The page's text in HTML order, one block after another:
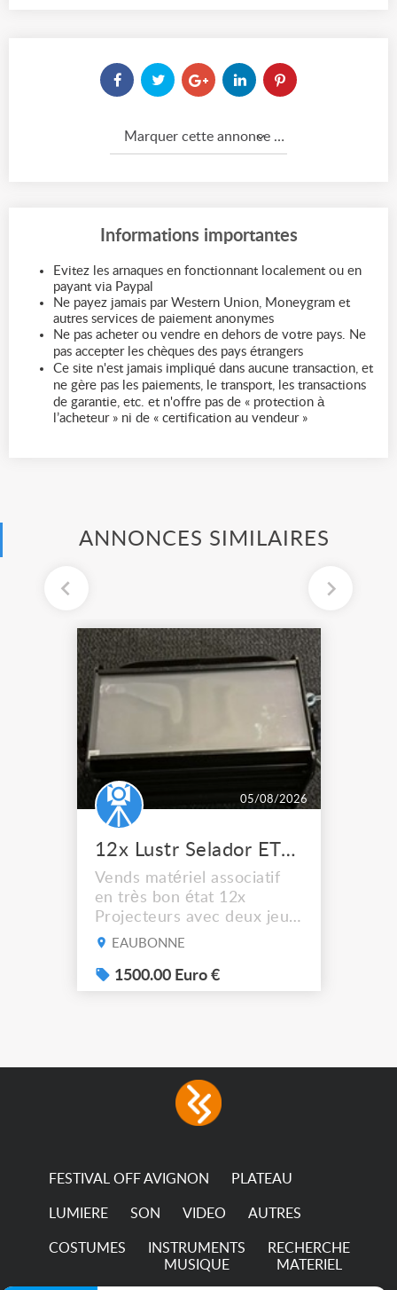
Marquer cette annonce comme...
Informations importantes
Evitez les arnaques en fonctionnant localement ou en
payant via Paypal
Ne payez jamais par Western Union, Moneygram et
autres services de paiement anonymes
Ne pas acheter ou vendre en dehors de votre pays. Ne
pas accepter les chèques des pays étrangers
Ce site n'est jamais impliqué dans aucune transaction, et
ne gère pas les paiements, le transport, les transactions
de garantie, etc. et n'offre pas de « protection à
l’acheteur » ni de « certification au vendeur »
ANNONCES SIMILAIRES
05/08/2026
12x Lustr Selador ETC Led 7x colors filtres
Vends matériel associatif
en très bon état 12x
Projecteurs avec deux jeux
de filtre filtre Lustr Selador
system – seven colour
LEDs providing the
consumption The
permanence of a 50,000-
EAUBONNE
1500.00 Euro €
FESTIVAL OFF AVIGNON PLATEAU
LUMIERE SON VIDEO AUTRES
COSTUMES
INSTRUMENTS
MUSIQUE
RECHERCHE
MATERIEL